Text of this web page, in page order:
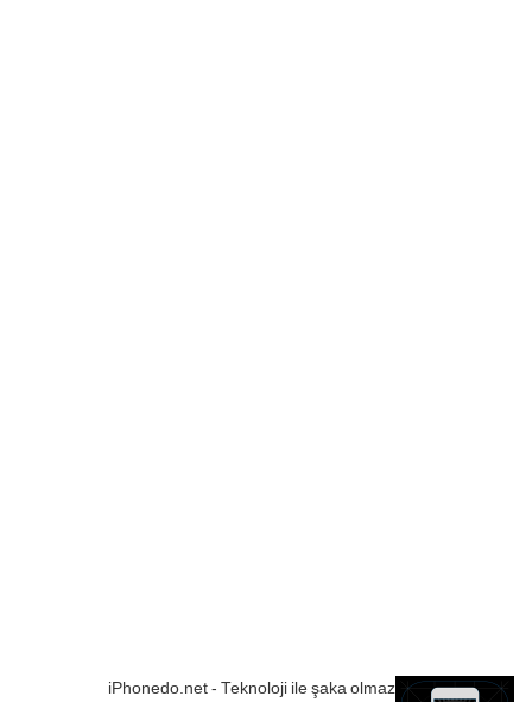
iPhonedo.net - Teknoloji ile şaka olmaz